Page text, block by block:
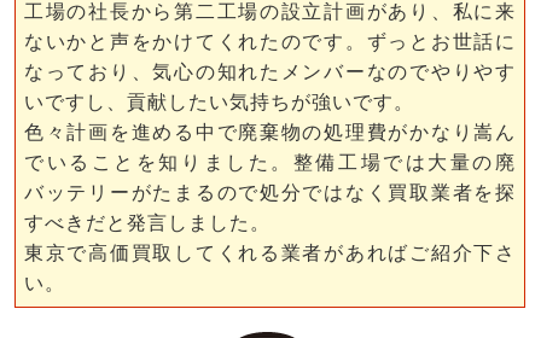
工場の社長から第二工場の設立計画があり、私に来
ないかと声をかけてくれたのです。ずっとお世話に
なっており、気心の知れたメンバーなのでやりやす
いですし、貢献したい気持ちが強いです。
色々計画を進める中で廃棄物の処理費がかなり嵩ん
でいることを知りました。整備工場では大量の廃
バッテリーがたまるので処分ではなく買取業者を探
すべきだと発言しました。
東京で高価買取してくれる業者があればご紹介下さ
い。